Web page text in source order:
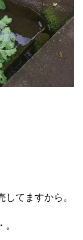
てますから。